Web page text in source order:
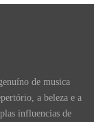
de musica
a beleza e a
influencias de